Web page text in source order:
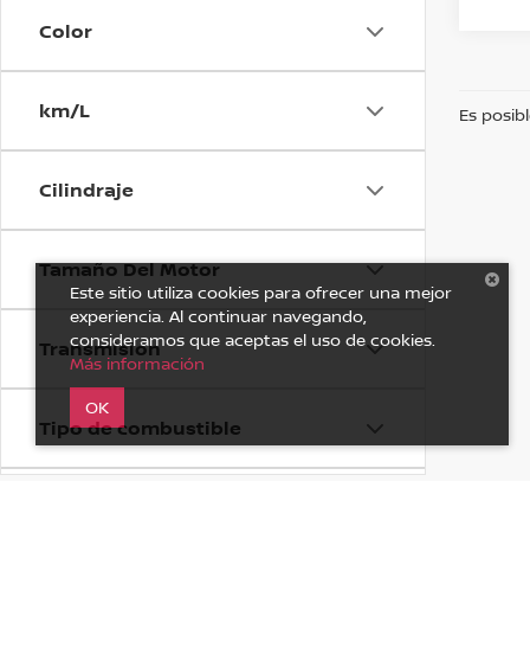
Color
km/L
Cilindraje
Tamaño Del Motor
Transmisión
Tipo de combustible
Es
Este sitio utiliza cookies para ofrecer una mejor
experiencia. Al continuar navegando,
consideramos que aceptas el uso de cookies.
Más información
OK